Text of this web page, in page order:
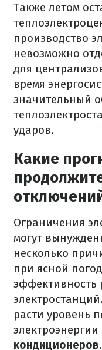
Также летом
производство
невозможно
для
время
значительный
ударов.
Какие
Ограничения
могут
несколько
при ясной
эффективность
расти уровень
электроэнергии
кондиционеров.